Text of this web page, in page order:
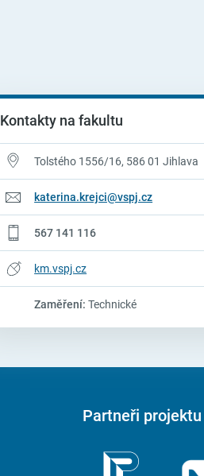
Kontakty na fakultu
Tolstého 1556/16, 586 01 Jihlava
katerina.krejci@vspj.cz
567 141 116
km.vspj.cz
Zaměření: Technické
Partneři projektu